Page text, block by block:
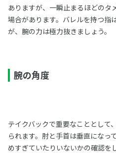
ありますが、一瞬止まるほどのタ
場合があります。バレルを持つ指
が、腕の力は極力抜きましょう。
腕の角度
テイクバックで重要なこととして
られます。肘と手首は垂直になっ
めすぎていたりいないかの確認を